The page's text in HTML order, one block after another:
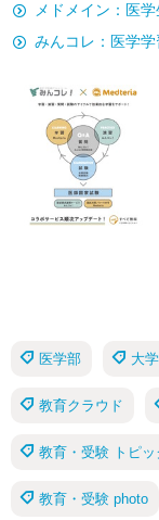
メドメイン：医
みんコレ：医学
医学部 大
教育クラウド
教育・受験 トピッ
教育・受験 photo